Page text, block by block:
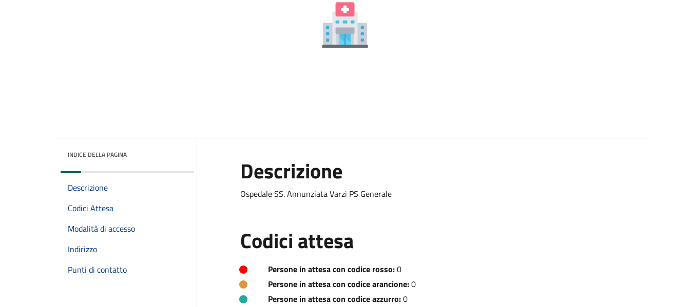
INDICE DELLA PAGINA
Descrizione
Codici Attesa
Modalità di accesso
Indirizzo
Punti di contatto
Descrizione
Ospedale SS. Annunziata Varzi PS Generale
Codici attesa
Persone in attesa con codice rosso:0
Persone in attesa con codice arancione:0
Persone in attesa con codice azzurro:0